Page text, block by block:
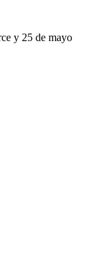
y 25 de mayo